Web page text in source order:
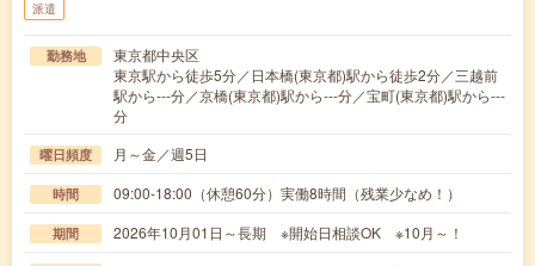
派遣
勤務地
東京都中央区
東京駅から徒歩5分／日本橋(東京都)駅から徒歩2分／三越前
駅から---分／京橋(東京都)駅から---分／宝町(東京都)駅から---
分
曜日頻度 月～金／週5日
時間 09:00-18:00（休憩60分）実働8時間（残業少なめ！）
期間 2026年10月01日～長期 ※開始日相談OK ※10月～！